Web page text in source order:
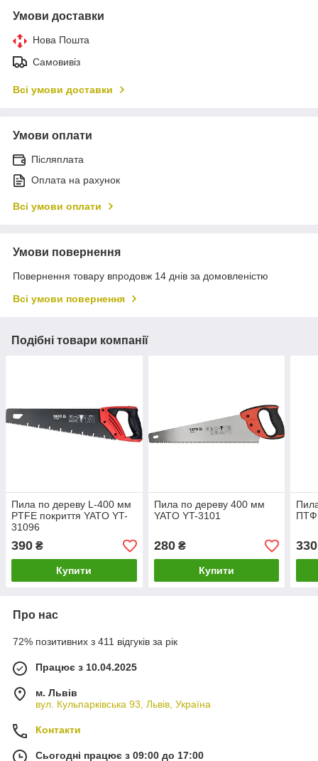
Умови доставки
Нова Пошта
Самовивіз
Всі умови доставки
Умови оплати
Післяплата
Оплата на рахунок
Всі умови оплати
Умови повернення
Повернення товару впродовж 14 днів за домовленістю
Всі умови повернення
Подібні товари компанії
Пила по дереву L-400 мм
PTFE покриття YATO YT-
31096
390 ₴
Купити
Пила по дереву 400 мм
YATO YT-3101
280₴
Купити
330
Про нас
72% позитивних з 411 відгуків за рік
Працює з 10.04.2025
м. Львів
вул. Кульпарківська 93, Львів, Україна
Контакти
Сьогодні працює з 09:00 до 17:00